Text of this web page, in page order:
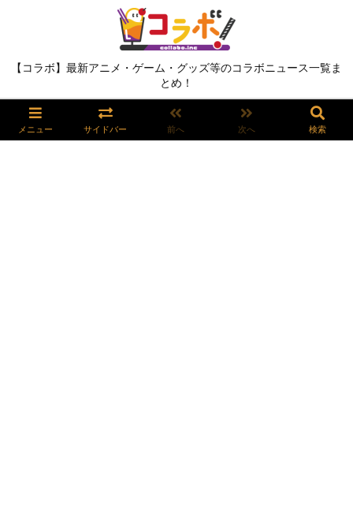
【コラボ】最新アニメ・ゲーム・グッズ等のコラボニュース一覧ま
とめ！
メニュー サイドバー 前へ 次へ 検索